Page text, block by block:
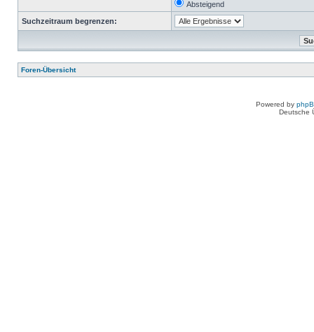
Absteigend
Suchzeitraum begrenzen:
Foren-Übersicht
Powered by
Deutsche